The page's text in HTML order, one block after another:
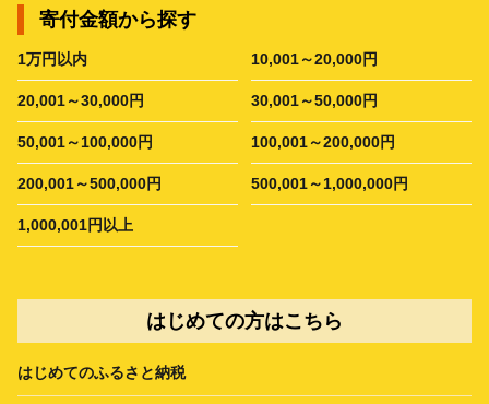
寄付金額から探す
1万円以内 10,001～20,000円
20,001～30,000円 30,001～50,000円
50,001～100,000円 100,001～200,000円
200,001～500,000円 500,001～1,000,000円
1,000,001円以上
はじめての方はこちら
はじめてのふるさと納税